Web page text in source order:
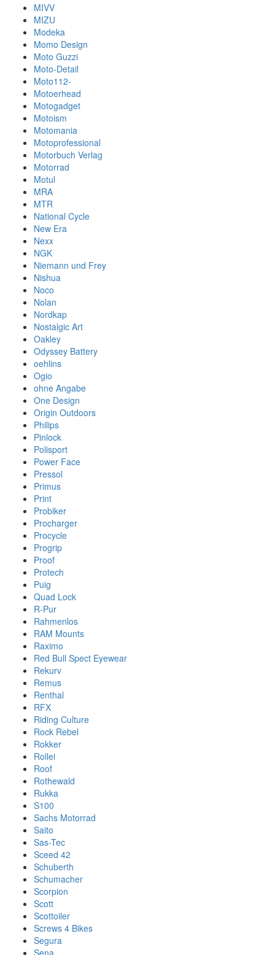
MIVV
MIZU
Modeka
Momo Design
Moto Guzzi
Moto-Detail
Moto112-
Motoerhead
Motogadget
Motoism
Motomania
Motoprofessional
Motorbuch Verlag
Motorrad
Motul
MRA
MTR
National Cycle
New Era
Nexx
NGK
Niemann und Frey
Nishua
Noco
Nolan
Nordkap
Nostalgic Art
Oakley
Odyssey Battery
oehlins
Ogio
ohne Angabe
One Design
Origin Outdoors
Philips
Pinlock
Polisport
Power Face
Pressol
Primus
Print
Probiker
Procharger
Procycle
Progrip
Proof
Protech
Puig
Quad Lock
R-Pur
Rahmenlos
RAM Mounts
Raximo
Red Bull Spect Eyewear
Rekurv
Remus
Renthal
RFX
Riding Culture
Rock Rebel
Rokker
Rollei
Roof
Rothewald
Rukka
S100
Sachs Motorrad
Saito
Sas-Tec
Sceed 42
Schuberth
Schumacher
Scorpion
Scott
Scottoiler
Screws 4 Bikes
Segura
Sena